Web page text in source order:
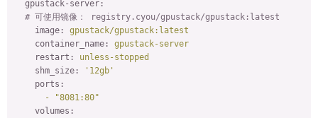
gpustack-server:
# 可使用镜像： registry.cyou/gpustack/gpustack:latest
image:
gpustack/gpustack:latest
container_name:
gpustack-server
restart:
unless-stopped
shm_size:
'12gb'
ports:
-
"8081:80"
volumes: